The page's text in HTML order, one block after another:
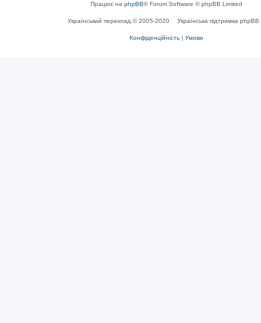
Працює на phpBB® Forum Software © phpBB Limited
Український переклад © 2005-2020 Українська підтримка phpBB
Конфіденційність | Умови